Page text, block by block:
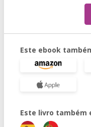
Este ebook
Este livro também